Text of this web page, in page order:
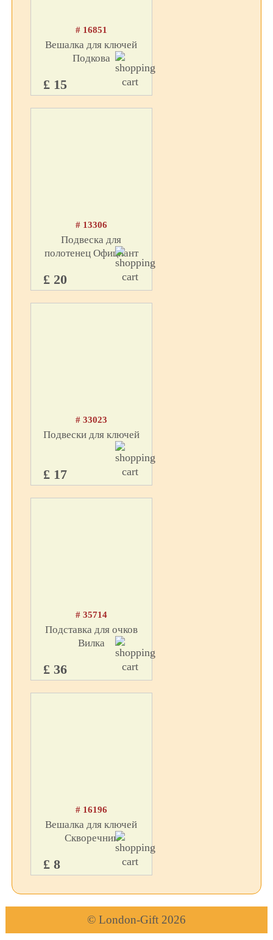
# 16851
Вешалка для ключей
Подкова
£ 15
# 13306
Подвеска для
полотенец Официант
£ 20
# 33023
Подвески для ключей
£ 17
# 35714
Подставка для очков
Вилка
£ 36
# 16196
Вешалка для ключей
Скворечник
£ 8
© London-Gift 2026